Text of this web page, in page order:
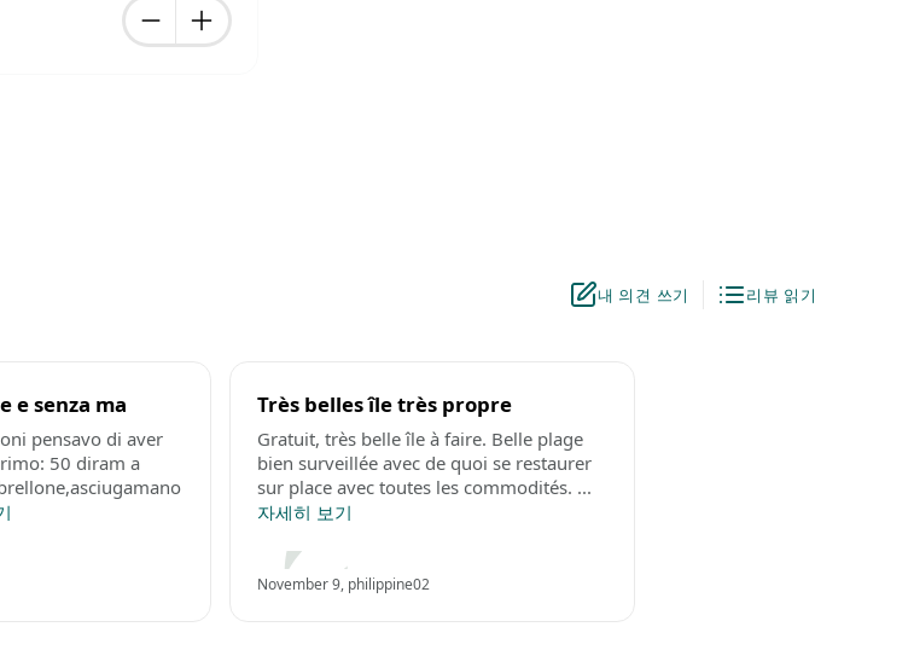
내 의견 쓰기 리뷰 읽기
e senza ma
pensavo di aver
50 diram a
Très belles île très propre
Gratuit, très belle île à faire. Belle plage
bien surveillée avec de quoi se restaurer
sur place avec toutes les commodités. ...
자세히 보기
November 9, philippine02